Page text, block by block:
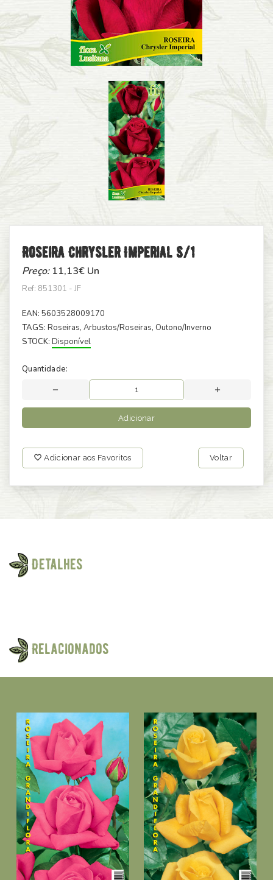
Roseira Chrysler Imperial S/1
Preço:11,13€ Un
Ref: 851301 - JF
EAN: 5603528009170
TAGS: Roseiras, Arbustos/Roseiras, Outono/Inverno
STOCK: Disponível
Quantidade:
Adicionar
Adicionar aos Favoritos Voltar
Detalhes
Relacionados